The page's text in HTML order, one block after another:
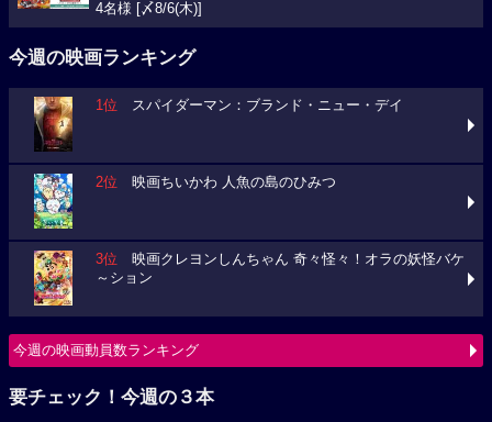
4名様 [〆8/6(木)]
今週の映画ランキング
1位 スパイダーマン：ブランド・ニュー・デイ
2位 映画ちいかわ 人魚の島のひみつ
3位 映画クレヨンしんちゃん 奇々怪々！オラの妖怪バケ
～ション
今週の映画動員数ランキング
要チェック！今週の３本